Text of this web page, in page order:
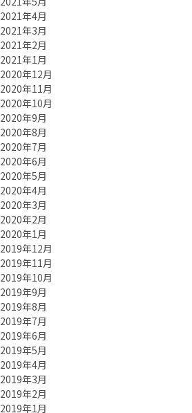
2021年4月
2021年3月
2021年2月
2021年1月
2020年12月
2020年11月
2020年10月
2020年9月
2020年8月
2020年7月
2020年6月
2020年5月
2020年4月
2020年3月
2020年2月
2020年1月
2019年12月
2019年11月
2019年10月
2019年9月
2019年8月
2019年7月
2019年6月
2019年5月
2019年4月
2019年3月
2019年2月
2019年1月